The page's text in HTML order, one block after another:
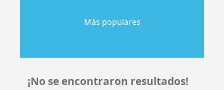
Más populares
¡No se encontraron resultados!